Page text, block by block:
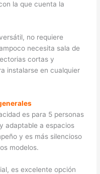
la que cuenta la
no requiere
necesita sala de
cortas y
instalarse en cualquier
es para 5 personas
adaptable a espacios
y es más silencioso
modelos.
es excelente opción